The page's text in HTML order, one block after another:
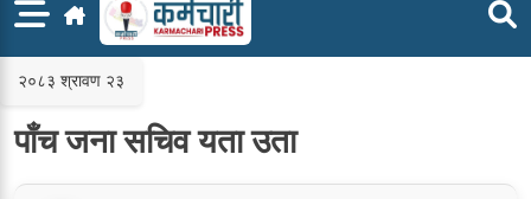
२०८३ श्रावण २३
पाँच जना सचिव यता उता